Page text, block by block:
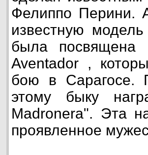
Фелиппо Перини.
известную
была посвящена
Aventador ,
бою в Сарагосе.
этому быку
Madronera". Эта
проявленное